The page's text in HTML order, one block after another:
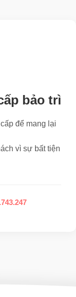
bảo trì
để mang lại
vì sự bất tiện